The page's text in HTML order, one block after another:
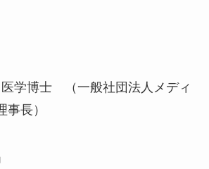
学博士 （一般社団法人メディ
長）